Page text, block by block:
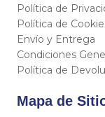
Política de
Política de
Envío y Entrega
Condiciones
Política de
Mapa de